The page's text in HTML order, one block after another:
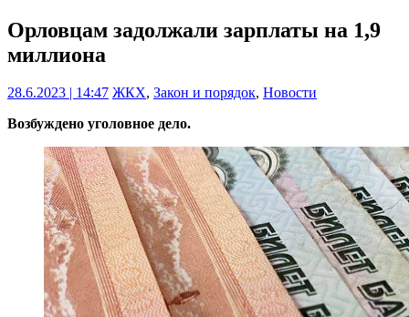
Орловцам задолжали зарплаты на 1,9
миллиона
28.6.2023 | 14:47 ЖКХ, Закон и порядок, Новости
Возбуждено уголовное дело.